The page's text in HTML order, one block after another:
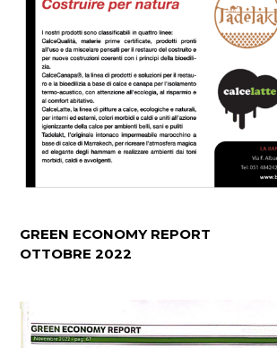
GREEN ECONOMY REPORT
OTTOBRE 2022